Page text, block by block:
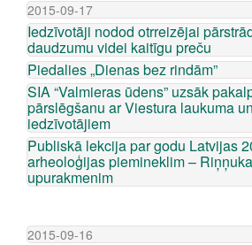
2015-09-17
Iedzīvotāji nodod otrreizējai
daudzumu videi kaitīgu preču
Piedalies „Dienas bez rindām”
SIA “Valmieras ūdens” uzsāk
pārslēgšanu ar Viestura laukuma
iedzīvotājiem
Publiskā lekcija par godu Latvijas
arheoloģijas piemineklim –
upurakmenim
2015-09-16